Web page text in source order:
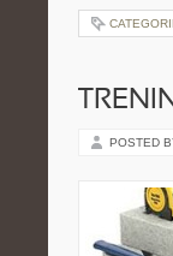
POSTED